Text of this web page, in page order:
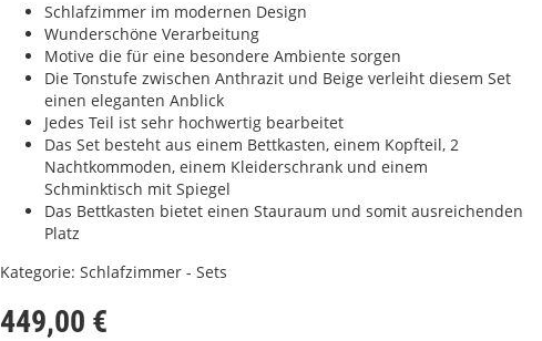
Schlafzimmer im modernen Design
Wunderschöne Verarbeitung
Motive die für eine besondere Ambiente sorgen
Die Tonstufe zwischen Anthrazit und Beige verleiht diesem Set
einen eleganten Anblick
Jedes Teil ist sehr hochwertig bearbeitet
Das Set besteht aus einem Bettkasten, einem Kopfteil, 2
Nachtkommoden, einem Kleiderschrank und einem
Schminktisch mit Spiegel
Das Bettkasten bietet einen Stauraum und somit ausreichenden
Platz
Kategorie: Schlafzimmer - Sets
449,00 €